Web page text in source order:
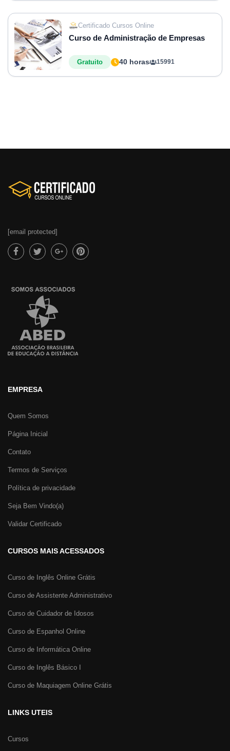
Certificado Cursos Online
Curso de Administração de Empresas
40 horas
Gratuito 15991
[email protected]
EMPRESA
Quem Somos
Página Inicial
Contato
Termos de Serviços
Política de privacidade
Seja Bem Vindo(a)
Validar Certificado
CURSOS MAIS ACESSADOS
Curso de Inglês Online Grátis
Curso de Assistente Administrativo
Curso de Cuidador de Idosos
Curso de Espanhol Online
Curso de Informática Online
Curso de Inglês Básico I
Curso de Maquiagem Online Grátis
LINKS UTEIS
Cursos